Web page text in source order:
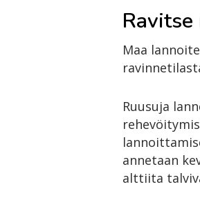
Maa
Ruusuja
annetaan
alttiita